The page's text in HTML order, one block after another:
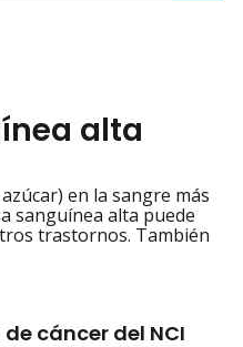
alta
en la sangre más
sanguínea alta puede
trastornos. También
cáncer del NCI